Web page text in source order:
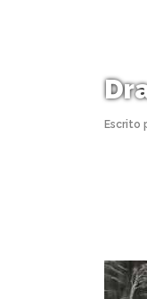
Escrito